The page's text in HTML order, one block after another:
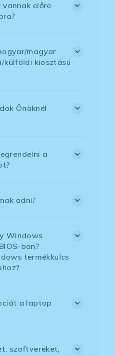
előre
magyar
külföldi kiosztású
Önöknél
a
adni?
Windows
ban?
termékkulcs
a laptop
szoftvereket,